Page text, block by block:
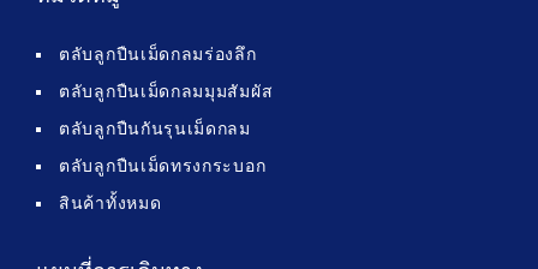
ตลับลูกปืนเม็ดกลมร่องลึก
ตลับลูกปืนเม็ดกลมมุมสัมผัส
ตลับลูกปืนกันรุนเม็ดกลม
ตลับลูกปืนเม็ดทรงกระบอก
สินค้าทั้งหมด